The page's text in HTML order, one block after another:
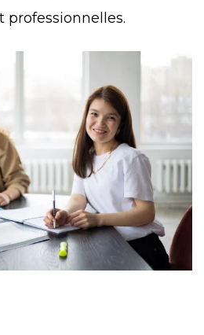
professionnelles.